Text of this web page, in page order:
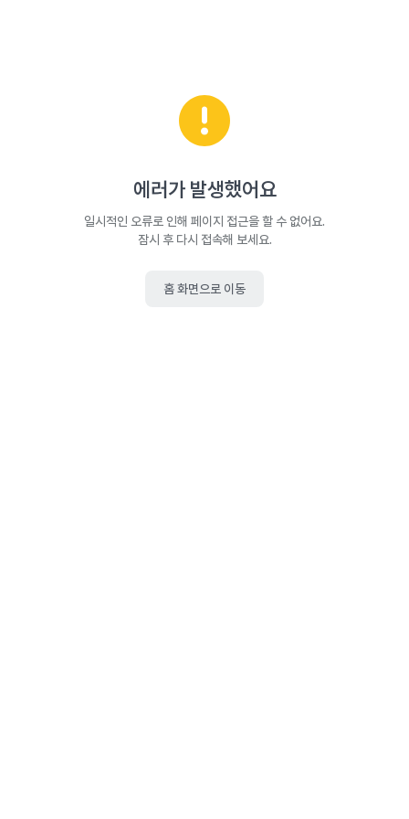
에러가 발생했어요
일시적인 오류로 인해 페이지 접근을 할 수 없어요.
잠시 후 다시 접속해 보세요.
홈 화면으로 이동